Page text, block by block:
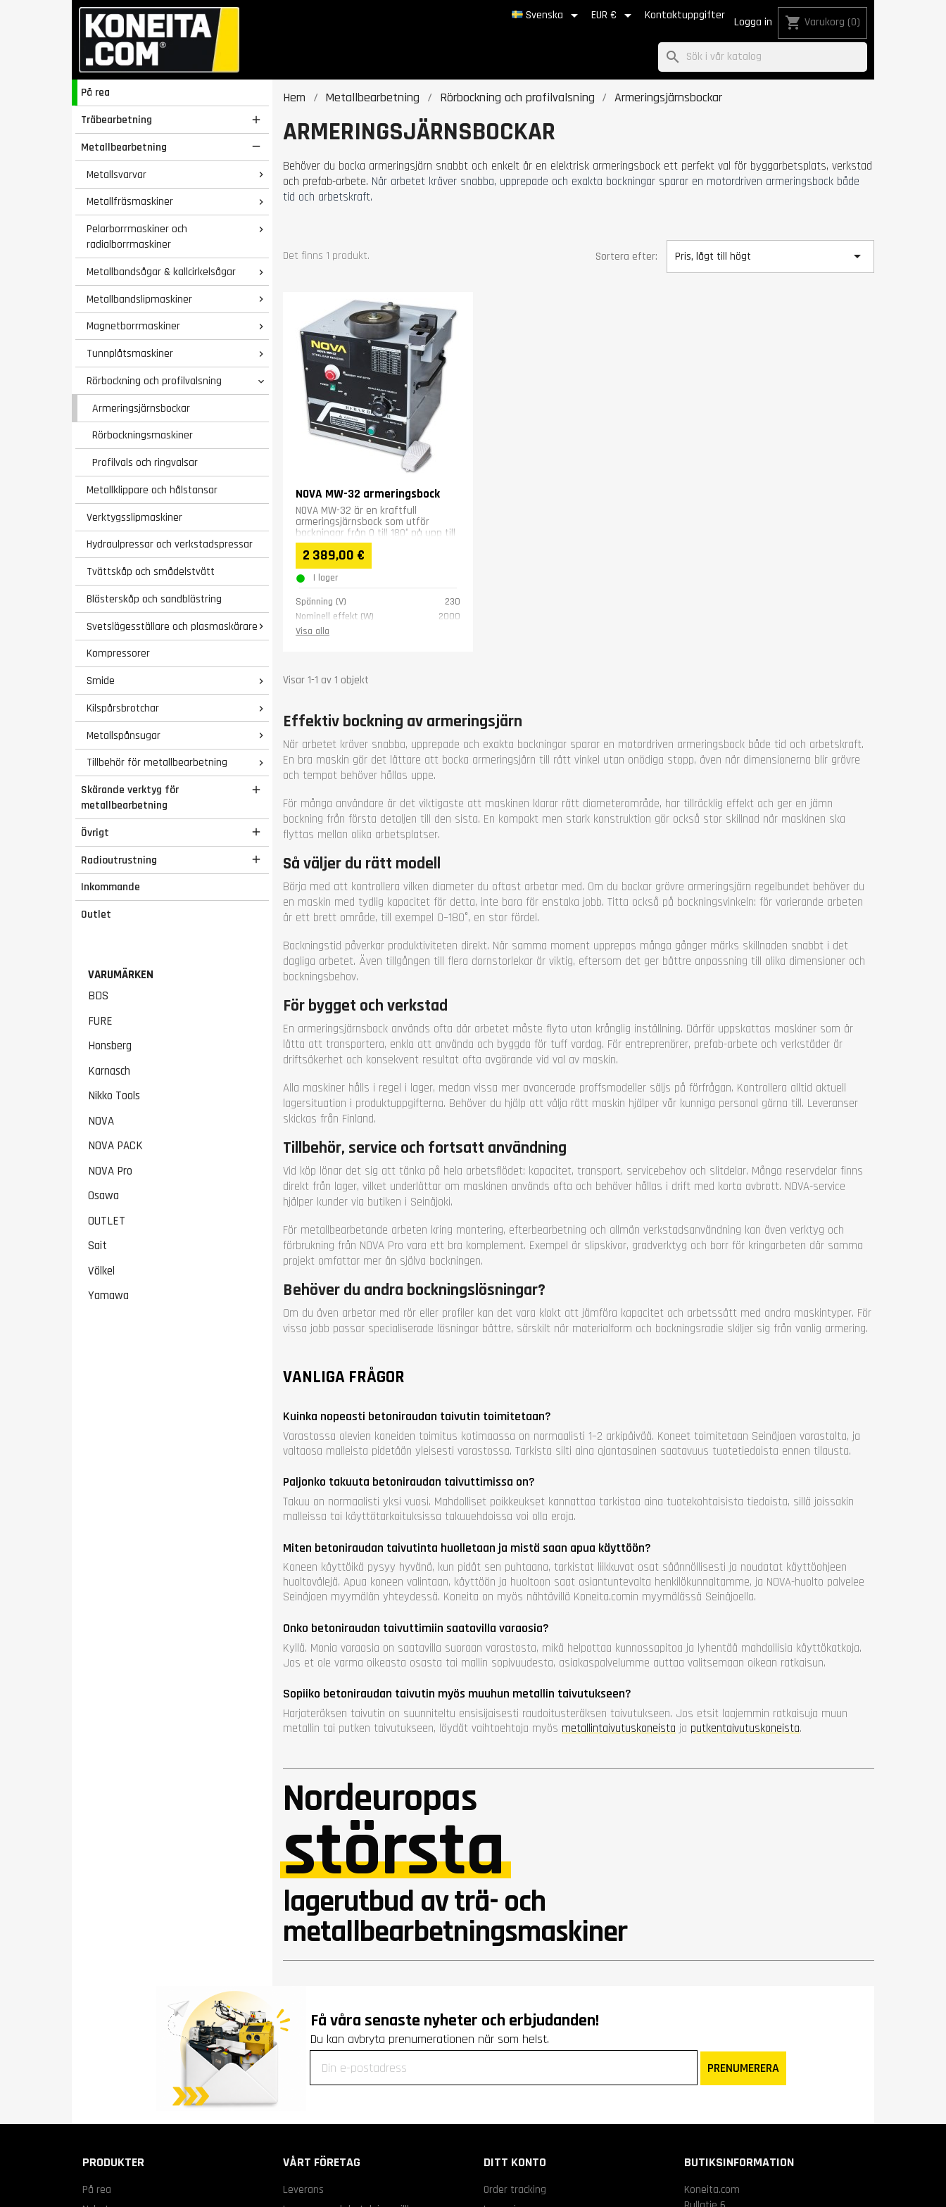
Svenska  EUR €  Kontaktuppgifter Logga in shopping_cart Varukorg (0)
search
På rea
Träbearbetning

Metallbearbetning 
Metallsvarvar 
Metallfräsmaskiner 
Pelarborrmaskiner och
radialborrmaskiner

Metallbandsågar & kallcirkelsågar 
Metallbandslipmaskiner 
Magnetborrmaskiner 
Tunnplåtsmaskiner 
Rörbockning och profilvalsning 
Armeringsjärnsbockar
Rörbockningsmaskiner
Profilvals och ringvalsar
Metallklippare och hålstansar
Verktygsslipmaskiner
Hydraulpressar och verkstadspressar
Tvättskåp och smådelstvätt
Blästerskåp och sandblästring
Svetslägesställare och plasmaskärare
Kompressorer
Smide

Kilspårsbrotchar 
Metallspånsugar 
Tillbehör för metallbearbetning 
Skärande verktyg för
metallbearbetning

Övrigt 
Radioutrustning 
Inkommande
Outlet
VARUMÄRKEN
BDS
FURE
Honsberg
Karnasch
Nikko Tools
NOVA
NOVA PACK
NOVA Pro
Osawa
OUTLET
Sait
Völkel
Yamawa
Hem Metallbearbetning Rörbockning och profilvalsning Armeringsjärnsbockar
ARMERINGSJÄRNSBOCKAR
Behöver du bocka armeringsjärn snabbt och enkelt är en elektrisk armeringsbock ett perfekt val för byggarbetsplats, verkstad
och prefab-arbete. När arbetet kräver snabba, upprepade och exakta bockningar sparar en motordriven armeringsbock både
tid och arbetskraft.
Det finns 1 produkt. Sortera efter: Pris, lågt till högt 
NOVA MW-32 armeringsbock
NOVA MW-32 är en kraftfull
armeringsjärnsbock som utför
bockningar från 0 till 180° på upp till
32 mm järn på några sekunder....
2 389,00 €
I lager
Spänning (V)
230
Nominell effekt (W)
2000
Max tjocklek (mm)
55, 70, 126, 147, 180, 210
Bockningsvinkel (°)
Längd (mm)
450
Vikt (kg)
95
Garanti
1 år
Visa alla
Visar 1-1 av 1 objekt
Effektiv bockning av armeringsjärn
När arbetet kräver snabba, upprepade och exakta bockningar sparar en motordriven armeringsbock både tid och arbetskraft.
En bra maskin gör det lättare att bocka armeringsjärn till rätt vinkel utan onödiga stopp, även när dimensionerna blir grövre
och tempot behöver hållas uppe.
För många användare är det viktigaste att maskinen klarar rätt diameterområde, har tillräcklig effekt och ger en jämn
bockning från första detaljen till den sista. En kompakt men stark konstruktion gör också stor skillnad när maskinen ska
flyttas mellan olika arbetsplatser.
Så väljer du rätt modell
Börja med att kontrollera vilken diameter du oftast arbetar med. Om du bockar grövre armeringsjärn regelbundet behöver du
en maskin med tydlig kapacitet för detta, inte bara för enstaka jobb. Titta också på bockningsvinkeln: för varierande arbeten
är ett brett område, till exempel 0–180°, en stor fördel.
Bockningstid påverkar produktiviteten direkt. När samma moment upprepas många gånger märks skillnaden snabbt i det
dagliga arbetet. Även tillgången till flera dornstorlekar är viktig, eftersom det ger bättre anpassning till olika dimensioner och
bockningsbehov.
För bygget och verkstad
En armeringsjärnsbock används ofta där arbetet måste flyta utan krånglig inställning. Därför uppskattas maskiner som är
lätta att transportera, enkla att använda och byggda för tuff vardag. För entreprenörer, prefab-arbete och verkstäder är
driftsäkerhet och konsekvent resultat ofta avgörande vid val av maskin.
Alla maskiner hålls i regel i lager, medan vissa mer avancerade proffsmodeller säljs på förfrågan. Kontrollera alltid aktuell
lagersituation i produktuppgifterna. Behöver du hjälp att välja rätt maskin hjälper vår kunniga personal gärna till. Leveranser
skickas från Finland.
Tillbehör, service och fortsatt användning
Vid köp lönar det sig att tänka på hela arbetsflödet: kapacitet, transport, servicebehov och slitdelar. Många reservdelar finns
direkt från lager, vilket underlättar om maskinen används ofta och behöver hållas i drift med korta avbrott. NOVA-service
hjälper kunder via butiken i Seinäjoki.
För metallbearbetande arbeten kring montering, efterbearbetning och allmän verkstadsanvändning kan även verktyg och
förbrukning från NOVA Pro vara ett bra komplement. Exempel är slipskivor, gradverktyg och borr för kringarbeten där samma
projekt omfattar mer än själva bockningen.
Behöver du andra bockningslösningar?
Om du även arbetar med rör eller profiler kan det vara klokt att jämföra kapacitet och arbetssätt med andra maskintyper. För
vissa jobb passar specialiserade lösningar bättre, särskilt när materialform och bockningsradie skiljer sig från vanlig armering.
VANLIGA FRÅGOR
Kuinka nopeasti betoniraudan taivutin toimitetaan?
Varastossa olevien koneiden toimitus kotimaassa on normaalisti 1–2 arkipäivää. Koneet toimitetaan Seinäjoen varastolta, ja
valtaosa malleista pidetään yleisesti varastossa. Tarkista silti aina ajantasainen saatavuus tuotetiedoista ennen tilausta.
Paljonko takuuta betoniraudan taivuttimissa on?
Takuu on normaalisti yksi vuosi. Mahdolliset poikkeukset kannattaa tarkistaa aina tuotekohtaisista tiedoista, sillä joissakin
malleissa tai käyttötarkoituksissa takuuehdoissa voi olla eroja.
Miten betoniraudan taivutinta huolletaan ja mistä saan apua käyttöön?
Koneen käyttöikä pysyy hyvänä, kun pidät sen puhtaana, tarkistat liikkuvat osat säännöllisesti ja noudatat käyttöohjeen
huoltovälejä. Apua koneen valintaan, käyttöön ja huoltoon saat asiantuntevalta henkilökunnaltamme, ja NOVA-huolto palvelee
Seinäjoen myymälän yhteydessä. Koneita on myös nähtävillä Koneita.comin myymälässä Seinäjoella.
Onko betoniraudan taivuttimiin saatavilla varaosia?
Kyllä. Monia varaosia on saatavilla suoraan varastosta, mikä helpottaa kunnossapitoa ja lyhentää mahdollisia käyttökatkoja.
Jos et ole varma oikeasta osasta tai mallin sopivuudesta, asiakaspalvelumme auttaa valitsemaan oikean ratkaisun.
Sopiiko betoniraudan taivutin myös muuhun metallin taivutukseen?
Harjateräksen taivutin on suunniteltu ensisijaisesti raudoitusteräksen taivutukseen. Jos etsit laajemmin ratkaisuja muun
metallin tai putken taivutukseen, löydät vaihtoehtoja myös metallintaivutuskoneista ja putkentaivutuskoneista.
Nordeuropas
största
lagerutbud av trä- och
metallbearbetningsmaskiner
Få våra senaste nyheter och erbjudanden!
Du kan avbryta prenumerationen när som helst.
PRENUMERERA
PRODUKTER
På rea
VÅRT FÖRETAG
Leverans
DITT KONTO
Order tracking
BUTIKSINFORMATION
Koneita.com